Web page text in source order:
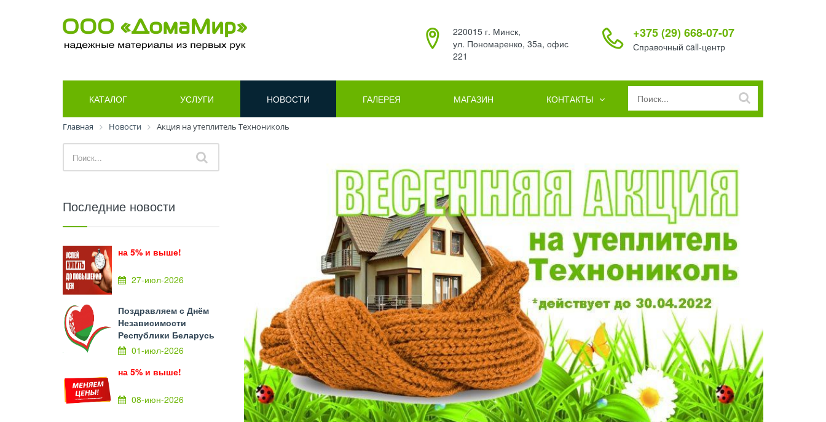
220015 г. Минск,
ул. Пономаренко, 35а, офис
221
+375 (29) 668-07-07
Справочный call-центр
КАТАЛОГ УСЛУГИ НОВОСТИ ГАЛЕРЕЯ МАГАЗИН КОНТАКТЫ
Главная Новости Акция на утеплитель Технониколь
Последние новости
на 5% и выше!
27-июл-2026
Поздравляем с Днём
Независимости
Республики Беларусь
01-июл-2026
на 5% и выше!
08-июн-2026